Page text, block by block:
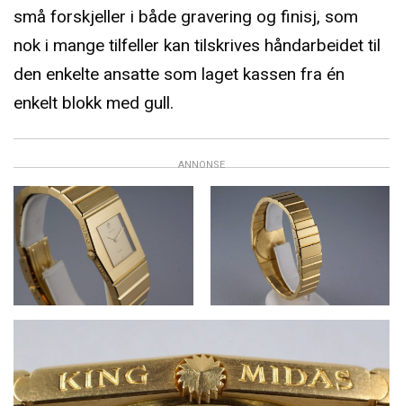
små forskjeller i både gravering og finisj, som
nok i mange tilfeller kan tilskrives håndarbeidet til
den enkelte ansatte som laget kassen fra én
enkelt blokk med gull.
ANNONSE